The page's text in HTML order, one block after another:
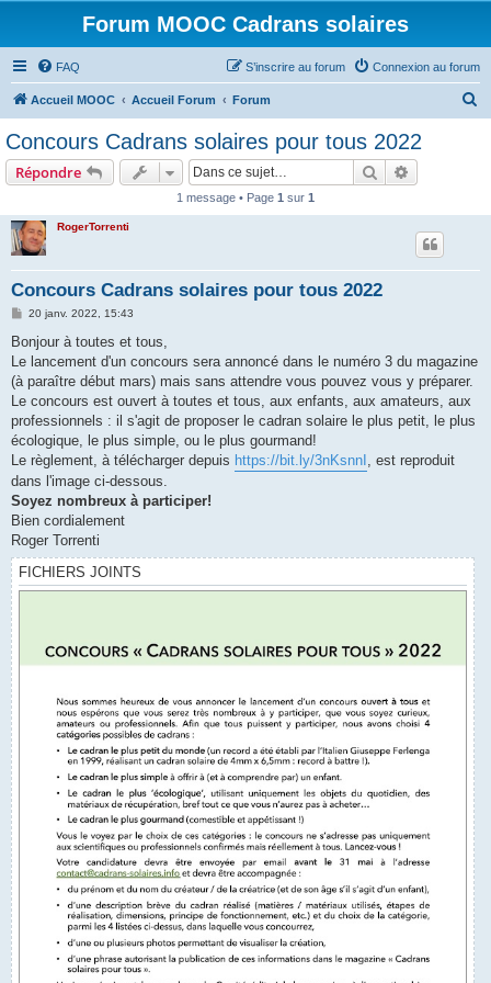
Forum MOOC Cadrans solaires
FAQ Connexion au forum
S’inscrire au forum
Accueil MOOC Accueil Forum Forum
Concours Cadrans solaires pour tous 2022
Répondre Rechercher
1 message • Page 1 sur 1
RogerTorrenti
Concours Cadrans solaires pour tous 2022
M
s
a
g
e
20 janv. 2022, 15:43
Bonjour à toutes et tous,
Le lancement d'un concours sera annoncé dans le numéro 3 du magazine
(à paraître début mars) mais sans attendre vous pouvez vous y préparer.
Le concours est ouvert à toutes et tous, aux enfants, aux amateurs, aux
professionnels : il s'agit de proposer le cadran solaire le plus petit, le plus
écologique, le plus simple, ou le plus gourmand!
Le règlement, à télécharger depuis https://bit.ly/3nKsnnI , est reproduit
dans l'image ci-dessous.
Soyez nombreux à participer!
Bien cordialement
Roger Torrenti
FICHIERS JOINTS